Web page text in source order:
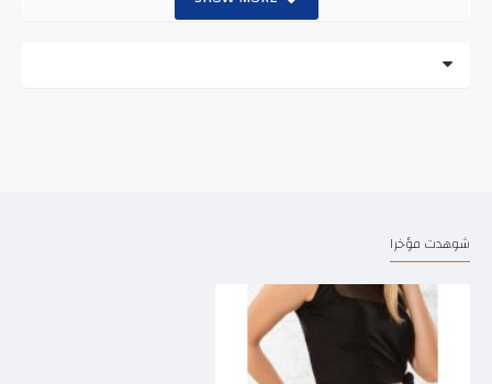
شوهدت مؤخرا